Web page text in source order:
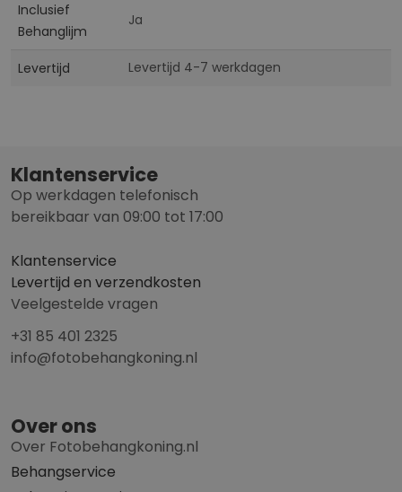
Inclusief
Behanglijm
Ja
Levertijd Levertijd 4-7 werkdagen
Klantenservice
Op werkdagen telefonisch
bereikbaar van 09:00 tot 17:00
Klantenservice
Levertijd en verzendkosten
Veelgestelde vragen
+31 85 401 2325
info@fotobehangkoning.nl
Over ons
Over Fotobehangkoning.nl
Behangservice